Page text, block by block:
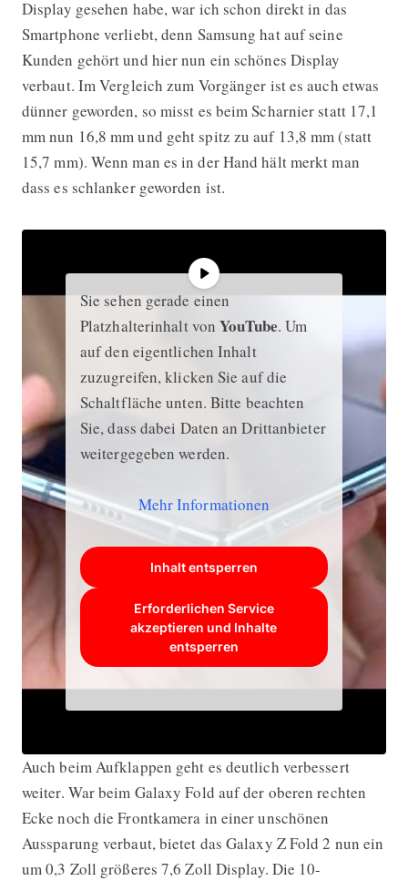
Display gesehen habe, war ich schon direkt in das
Smartphone verliebt, denn Samsung hat auf seine
Kunden gehört und hier nun ein schönes Display
verbaut. Im Vergleich zum Vorgänger ist es auch etwas
dünner geworden, so misst es beim Scharnier statt 17,1
mm nun 16,8 mm und geht spitz zu auf 13,8 mm (statt
15,7 mm). Wenn man es in der Hand hält merkt man
dass es schlanker geworden ist.
Sie sehen gerade einen
Platzhalterinhalt vonYouTube. Um
auf den eigentlichen Inhalt
zuzugreifen, klicken Sie auf die
Schaltfläche unten. Bitte beachten
Sie, dass dabei Daten an Drittanbieter
weitergegeben werden.
Mehr Informationen
Inhalt entsperren
Erforderlichen Service
akzeptieren und Inhalte
entsperren
Auch beim Aufklappen geht es deutlich verbessert
weiter. War beim Galaxy Fold auf der oberen rechten
Ecke noch die Frontkamera in einer unschönen
Aussparung verbaut, bietet das Galaxy Z Fold 2 nun ein
um 0,3 Zoll größeres 7,6 Zoll Display. Die 10-